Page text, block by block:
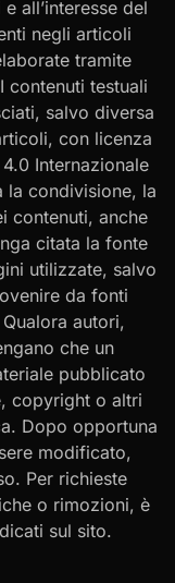
all’interesse del
negli articoli
tramite
contenuti testuali
salvo diversa
con licenza
Internazionale
condivisione, la
contenuti, anche
citata la fonte
utilizzate, salvo
da fonti
autori,
che un
pubblicato
copyright o altri
Dopo opportuna
modificato,
Per richieste
o rimozioni, è
sul sito.